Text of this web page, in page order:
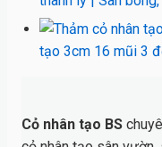
tạo 3cm 16 mũi 3
Cỏ nhân tạo BS